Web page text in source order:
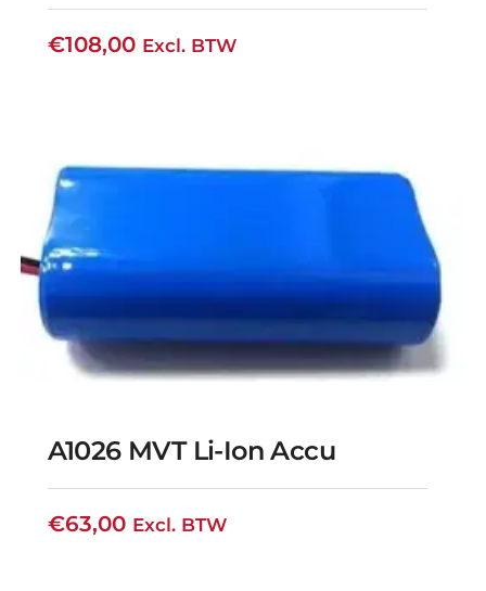
€108,00 Excl. BTW
A1026 MVT Li-Ion Accu
€63,00 Excl. BTW